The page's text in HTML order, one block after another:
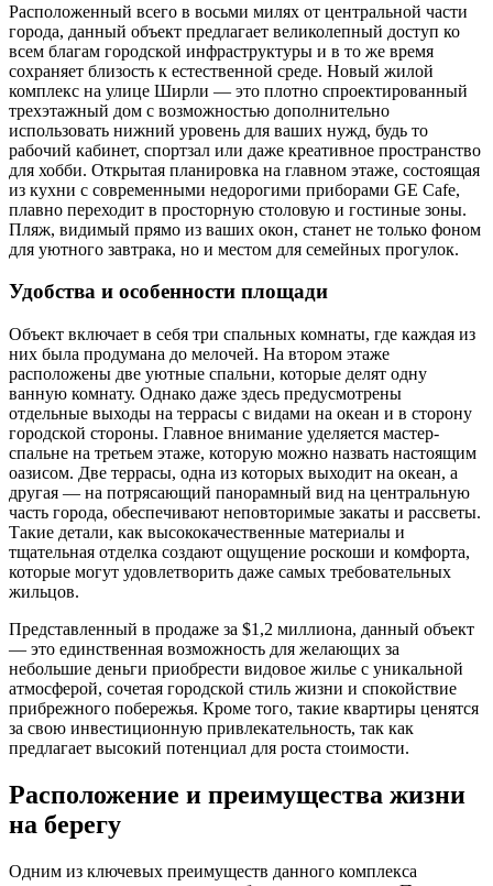
Расположенный всего в восьми милях от центральной части
города, данный объект предлагает великолепный доступ ко
всем благам городской инфраструктуры и в то же время
сохраняет близость к естественной среде. Новый жилой
комплекс на улице Ширли — это плотно спроектированный
трехэтажный дом с возможностью дополнительно
использовать нижний уровень для ваших нужд, будь то
рабочий кабинет, спортзал или даже креативное пространство
для хобби. Открытая планировка на главном этаже, состоящая
из кухни с современными недорогими приборами GE Cafe,
плавно переходит в просторную столовую и гостиные зоны.
Пляж, видимый прямо из ваших окон, станет не только фоном
для уютного завтрака, но и местом для семейных прогулок.
Удобства и особенности площади
Объект включает в себя три спальных комнаты, где каждая из
них была продумана до мелочей. На втором этаже
расположены две уютные спальни, которые делят одну
ванную комнату. Однако даже здесь предусмотрены
отдельные выходы на террасы с видами на океан и в сторону
городской стороны. Главное внимание уделяется мастер-
спальне на третьем этаже, которую можно назвать настоящим
оазисом. Две террасы, одна из которых выходит на океан, а
другая — на потрясающий панорамный вид на центральную
часть города, обеспечивают неповторимые закаты и рассветы.
Такие детали, как высококачественные материалы и
тщательная отделка создают ощущение роскоши и комфорта,
которые могут удовлетворить даже самых требовательных
жильцов.
Представленный в продаже за $1,2 миллиона, данный объект
— это единственная возможность для желающих за
небольшие деньги приобрести видовое жилье с уникальной
атмосферой, сочетая городской стиль жизни и спокойствие
прибрежного побережья. Кроме того, такие квартиры ценятся
за свою инвестиционную привлекательность, так как
предлагает высокий потенциал для роста стоимости.
Расположение и преимущества жизни
на берегу
Одним из ключевых преимуществ данного комплекса